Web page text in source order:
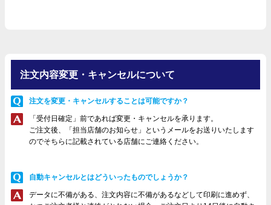
注文内容変更・キャンセルについて
注文を変更・キャンセルすることは可能ですか？
「受付日確定」前であれば変更・キャンセルを承ります。
ご注文後、「担当店舗のお知らせ」というメールをお送りいたします
のでそちらに記載されている店舗にご連絡ください。
自動キャンセルとはどういったものでしょうか？
データに不備がある、注文内容に不備があるなどして印刷に進めず、